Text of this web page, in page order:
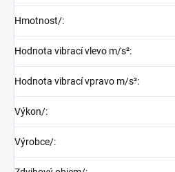
Hmotnost/:
Hodnota vibrací vlevo m/s²:
Hodnota vibrací vpravo m/s²:
Výkon/:
Výrobce/: